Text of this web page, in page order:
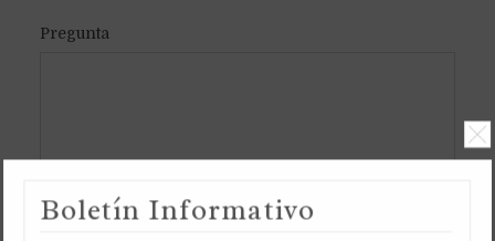
TAMMUZ 14, 5996 YB /
Pregunta
Boletín Informativo